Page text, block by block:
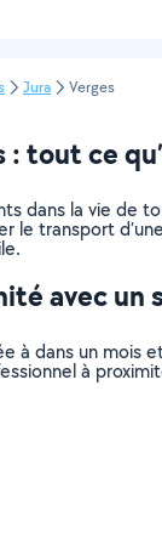
Jura Verges
tout ce
dans la vie de
le transport
avec
à dans un mois
à